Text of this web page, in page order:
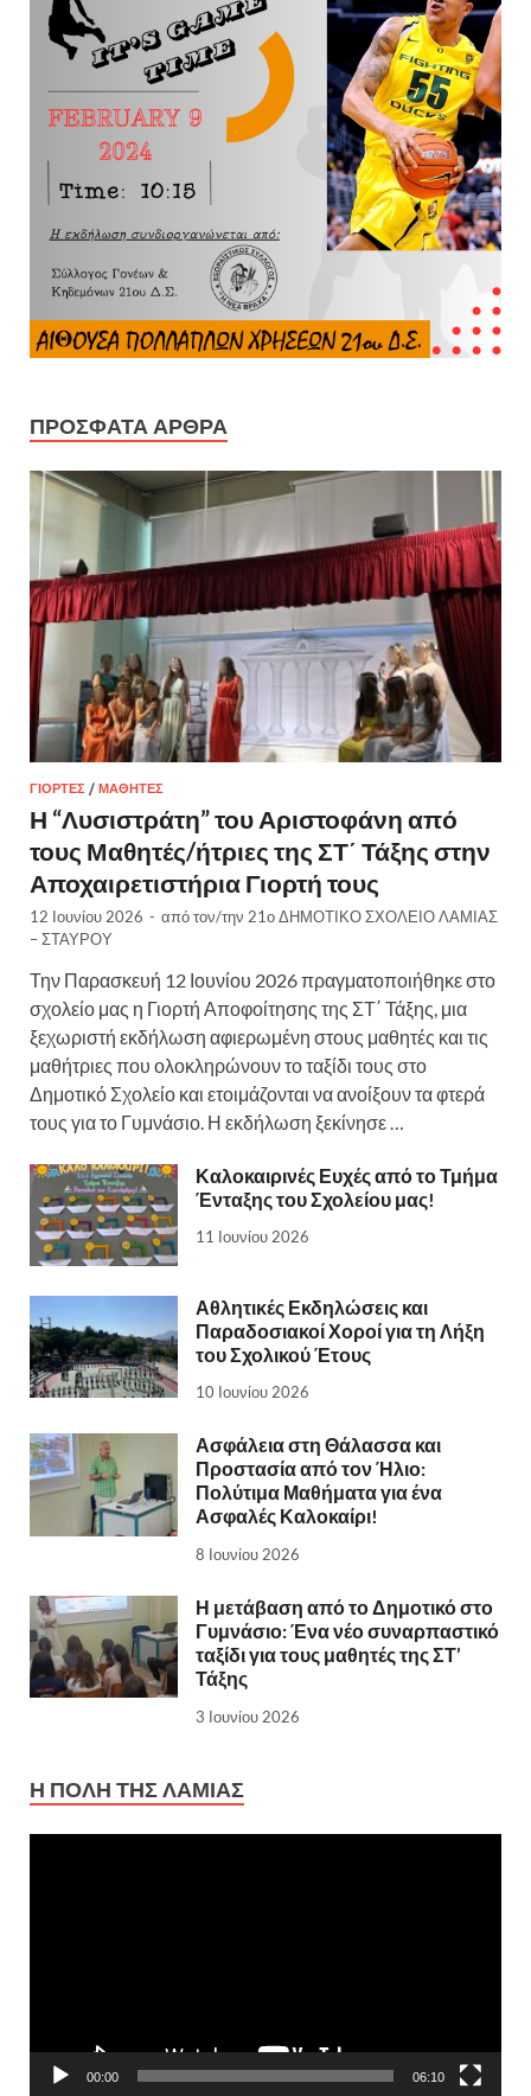
ΠΡΌΣΦΑΤΑ ΆΡΘΡΑ
ΓΙΟΡΤΈΣ / ΜΑΘΗΤΈΣ
Η “Λυσιστράτη” του Αριστοφάνη από
τους Μαθητές/ήτριες της ΣΤ΄ Τάξης στην
Αποχαιρετιστήρια Γιορτή τους
12 Ιουνίου 2026 - από τον/την 21ο ΔΗΜΟΤΙΚΟ ΣΧΟΛΕΙΟ ΛΑΜΙΑΣ
– ΣΤΑΥΡΟΥ
Την Παρασκευή 12 Ιουνίου 2026 πραγματοποιήθηκε στο
σχολείο μας η Γιορτή Αποφοίτησης της ΣΤ΄ Τάξης, μια
ξεχωριστή εκδήλωση αφιερωμένη στους μαθητές και τις
μαθήτριες που ολοκληρώνουν το ταξίδι τους στο
Δημοτικό Σχολείο και ετοιμάζονται να ανοίξουν τα φτερά
τους για το Γυμνάσιο. Η εκδήλωση ξεκίνησε …
Καλοκαιρινές Ευχές από το Τμήμα
Ένταξης του Σχολείου μας!
11 Ιουνίου 2026
Αθλητικές Εκδηλώσεις και
Παραδοσιακοί Χοροί για τη Λήξη
του Σχολικού Έτους
10 Ιουνίου 2026
Ασφάλεια στη Θάλασσα και
Προστασία από τον Ήλιο:
Πολύτιμα Μαθήματα για ένα
Ασφαλές Καλοκαίρι!
8 Ιουνίου 2026
Η μετάβαση από το Δημοτικό στο
Γυμνάσιο: Ένα νέο συναρπαστικό
ταξίδι για τους μαθητές της ΣΤ’
Τάξης
3 Ιουνίου 2026
Η ΠΌΛΗ ΤΗΣ ΛΑΜΊΑΣ
00:00 06:10